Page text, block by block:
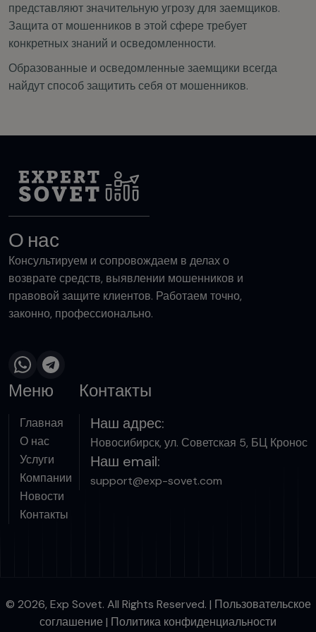
представляют значительную угрозу для заемщиков.
Защита от мошенников в этой сфере требует
конкретных знаний и осведомленности.
Образованные и осведомленные заемщики всегда
найдут способ защитить себя от мошенников.
О нас
Консультируем и сопровождаем в делах о
возврате средств, выявлении мошенников и
правовой защите клиентов. Работаем точно,
законно, профессионально.
Меню
Главная
О нас
Услуги
Компании
Новости
Контакты
Контакты
Наш адрес:
Новосибирск, ул. Советская 5, БЦ Кронос
Наш email:
support@exp-sovet.com
© 2026, Exp Sovet. All Rights Reserved. | Пользовательское
соглашение | Политика конфиденциальности